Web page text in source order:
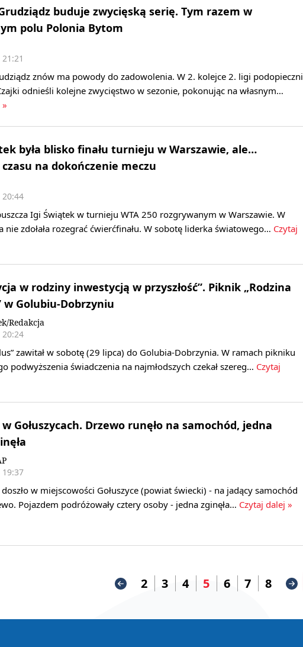
buduje zwycięską serię. Tym razem w
polu Polonia Bytom
znów ma powody do zadowolenia. W 2. kolejce 2. ligi podopieczni
odnieśli kolejne zwycięstwo w sezonie, pokonując na własnym…
była blisko finału turnieju w Warszawie, ale…
czasu na dokończenie meczu
20:44
Igi Świątek w turnieju WTA 250 rozgrywanym w Warszawie. W
nie zdołała rozegrać ćwierćfinału. W sobotę liderka światowego… Czytaj
w rodziny inwestycją w przyszłość”. Piknik „Rodzina
w Golubiu-Dobrzyniu
Redakcja
20:24
zawitał w sobotę (29 lipca) do Golubia-Dobrzynia. W ramach pikniku
podwyższenia świadczenia na najmłodszych czekał szereg… Czytaj
Gołuszycach. Drzewo runęło na samochód, jedna
19:37
w miejscowości Gołuszyce (powiat świecki) - na jadący samochód
Pojazdem podróżowały cztery osoby - jedna zginęła… Czytaj dalej »
2 3 4 5 6 7 8